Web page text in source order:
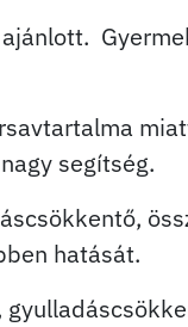
segítség.
hatását.